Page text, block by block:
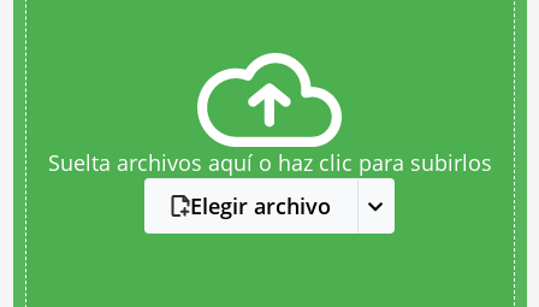
Suelta archivos aquí o haz clic para subirlos
Elegir archivo